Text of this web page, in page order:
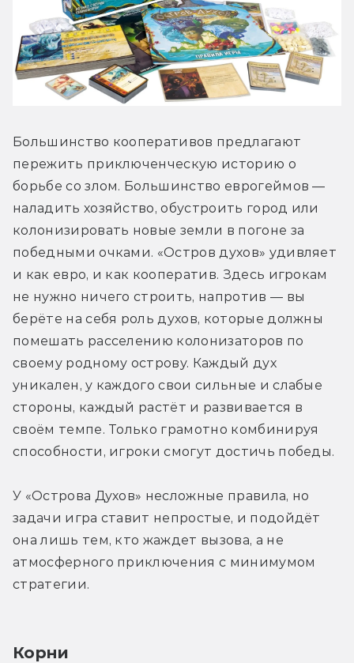
Большинство кооперативов предлагают
пережить приключенческую историю о
борьбе со злом. Большинство еврогеймов —
наладить хозяйство, обустроить город или
колонизировать новые земли в погоне за
победными очками. «Остров духов» удивляет
и как евро, и как кооператив. Здесь игрокам
не нужно ничего строить, напротив — вы
берёте на себя роль духов, которые должны
помешать расселению колонизаторов по
своему родному острову. Каждый дух
уникален, у каждого свои сильные и слабые
стороны, каждый растёт и развивается в
своём темпе. Только грамотно комбинируя
способности, игроки смогут достичь победы.
У «Острова Духов» несложные правила, но
задачи игра ставит непростые, и подойдёт
она лишь тем, кто жаждет вызова, а не
атмосферного приключения с минимумом
стратегии.
Корни